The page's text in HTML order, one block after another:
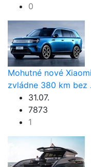
0
Mohutné nové
zvládne 380 km bez
31.07.
7873
1